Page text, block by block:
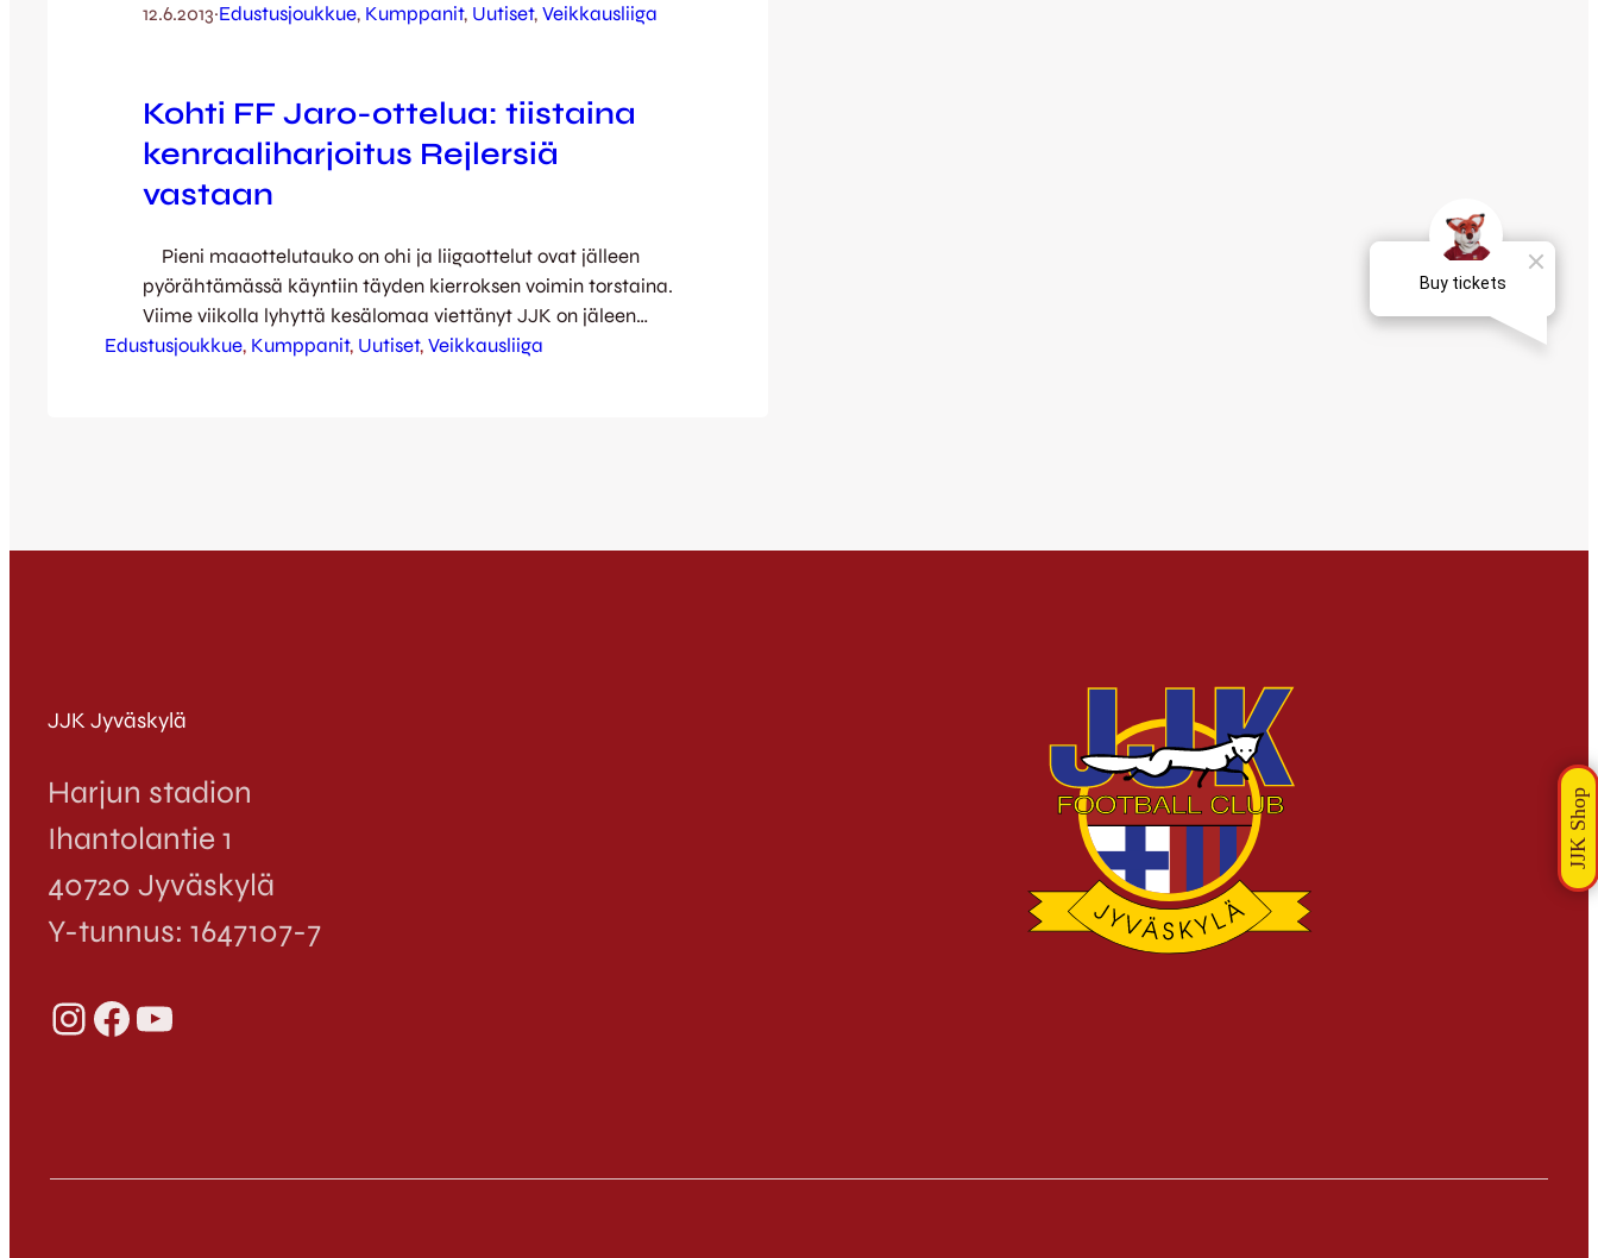
12.6.2013·Edustusjoukkue, Kumppanit, Uutiset, Veikkausliiga
Kohti FF Jaro-ottelua: tiistaina
kenraaliharjoitus Rejlersiä
vastaan
Pieni maaottelutauko on ohi ja liigaottelut ovat jälleen
pyörähtämässä käyntiin täyden kierroksen voimin torstaina.
Viime viikolla lyhyttä kesälomaa viettänyt JJK on jäleen
kuluvalla viikolla uurtanut treenikentällä tauon ja sitä
Edustusjoukkue, Kumppanit, Uutiset, Veikkausliiga
JJK Jyväskylä
Harjun stadion
Ihantolantie 1
40720 Jyväskylä
Y-tunnus: 1647107-7
InstagramFacebook YouTube